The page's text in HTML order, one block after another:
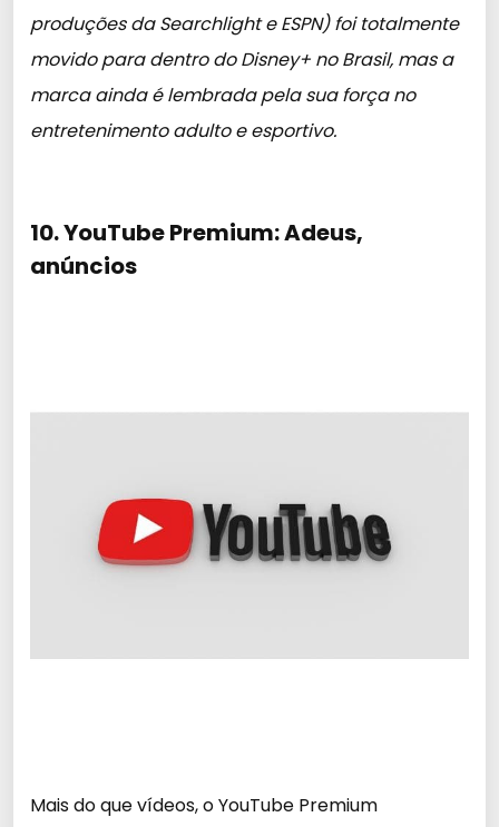
produções da Searchlight e ESPN) foi totalmente
movido para dentro do Disney+ no Brasil, mas a
marca ainda é lembrada pela sua força no
entretenimento adulto e esportivo.
10. YouTube Premium: Adeus,
anúncios
Mais do que vídeos, o YouTube Premium